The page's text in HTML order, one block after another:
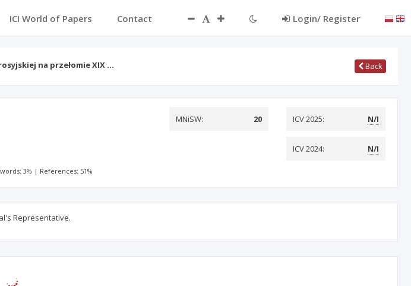
ICI World of Papers Contact Login/ Register
na przełomie XIX … Back
MNiSW: 20 ICV 2025: N/I
ICV 2024: N/I
3% | References: 51%
Representative.